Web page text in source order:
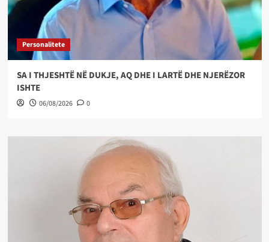
Personalitete
SA I THJESHTË NË DUKJE, AQ DHE I LARTË DHE NJERËZOR
ISHTE
06/08/2026 0